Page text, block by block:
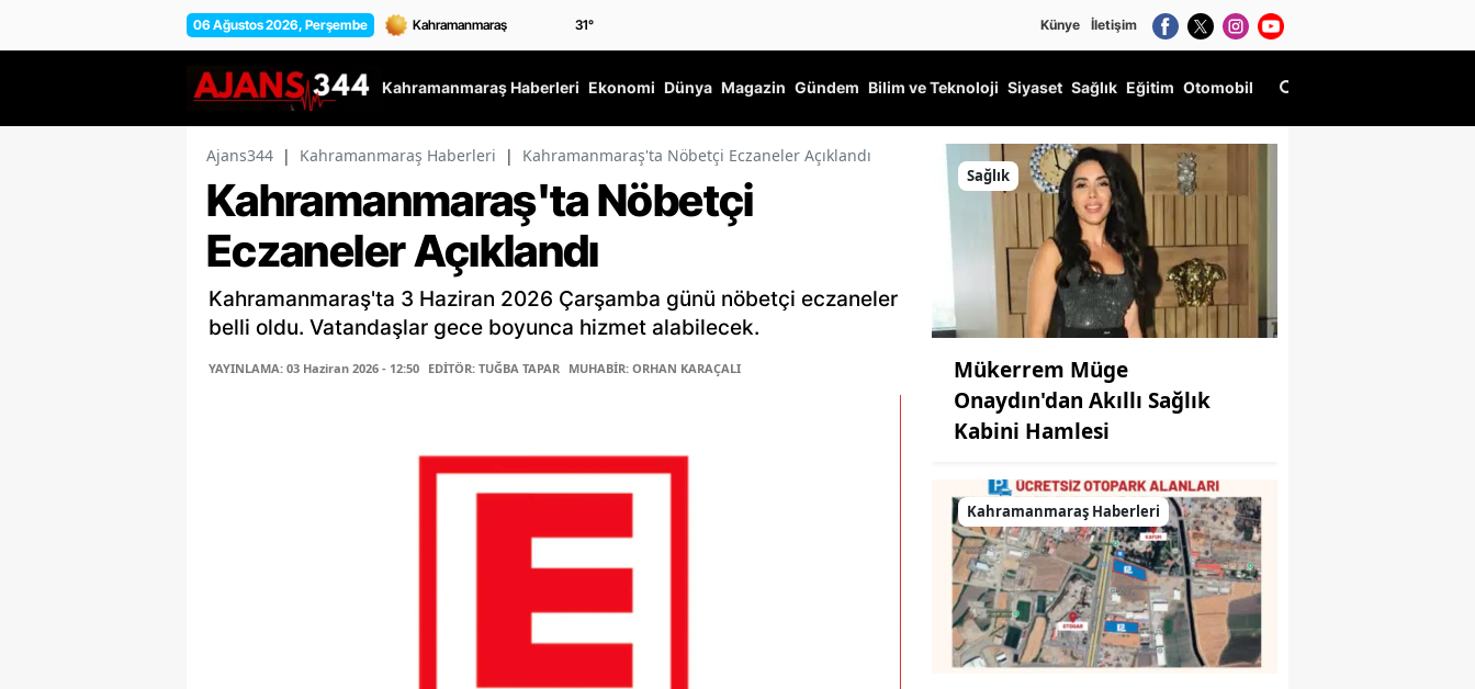
06 Ağustos 2026, Perşembe 31° Künye İletişim
Kahramanmaraş Haberleri Ekonomi Dünya Magazin Gündem Bilim ve Teknoloji Siyaset Sağlık Eğitim Otomobil
Ajans344 | Kahramanmaraş Haberleri | Kahramanmaraş'ta Nöbetçi Eczaneler Açıklandı
Kahramanmaraş'ta Nöbetçi
Eczaneler Açıklandı
Kahramanmaraş'ta 3 Haziran 2026 Çarşamba günü nöbetçi eczaneler
belli oldu. Vatandaşlar gece boyunca hizmet alabilecek.
YAYINLAMA: 03 Haziran 2026 - 12:50 EDİTÖR: TUĞBA TAPAR MUHABİR: ORHAN KARAÇALI
Sağlık
Mükerrem Müge
Onaydın'dan Akıllı Sağlık
Kabini Hamlesi
Kahramanmaraş Haberleri